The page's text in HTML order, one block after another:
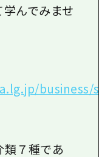
んでみませ
business/
類７種であ